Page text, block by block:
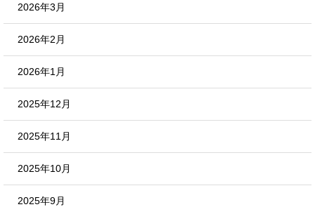
2026年3月
2026年2月
2026年1月
2025年12月
2025年11月
2025年10月
2025年9月